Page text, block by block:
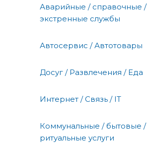
Аварийные / справочные /
экстренные службы
Автосервис / Автотовары
Досуг / Развлечения / Еда
Интернет / Связь / IT
Коммунальные / бытовые /
ритуальные услуги